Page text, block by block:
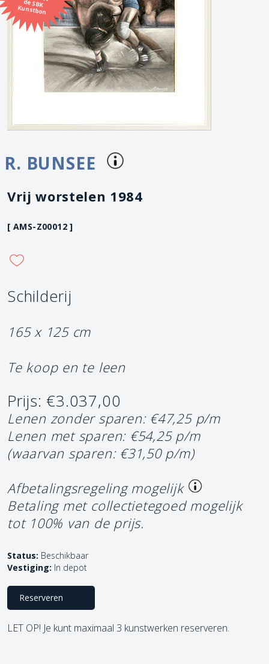
Kunstbon
R. BUNSEE
Vrij worstelen 1984
[ AMS-Z00012 ]
Schilderij
165 x 125 cm
Te koop en te leen
Prijs: €3.037,00
Lenen zonder sparen: €47,25 p/m
Lenen met sparen: €54,25 p/m
(waarvan sparen: €31,50 p/m)
Afbetalingsregeling mogelijk
Betaling met collectietegoed mogelijk
tot 100% van de prijs.
Status: Beschikbaar
Vestiging: In depot
Reserveren
LET OP! Je kunt maximaal 3 kunstwerken reserveren.